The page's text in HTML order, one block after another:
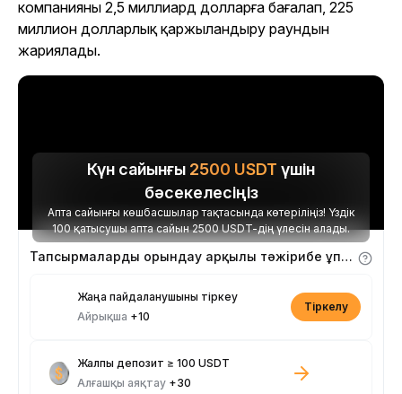
компанияны 2,5 миллиард долларға бағалап, 225
миллион долларлық қаржыландыру раундын
жариялады.
Күн сайынғы 2500 USDT үшін
бәсекелесіңіз
Апта сайынғы көшбасшылар тақтасында көтеріліңіз! Үздік
100 қатысушы апта сайын 2500 USDT-дің үлесін алады.
Тапсырмаларды орындау арқылы тәжірибе ұпайларын алыңыз
Жаңа пайдаланушыны тіркеу
Айрықша +10
Тіркелу
Жалпы депозит ≥ 100 USDT
Алғашқы аяқтау +30